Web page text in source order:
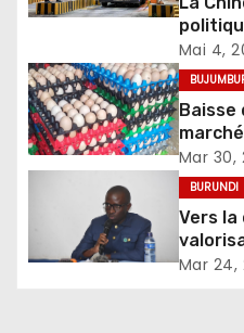
Mai 4,
Baisse
Mar 30,
BURUNDI
Vers
lac
Mar 24,